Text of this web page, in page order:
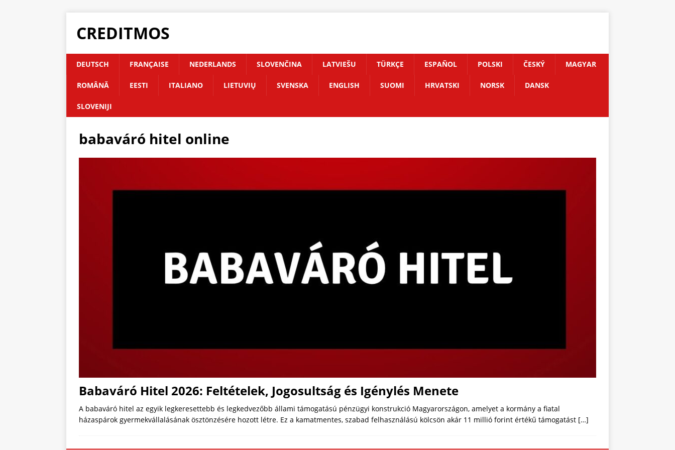
CREDITMOS
DEUTSCH FRANÇAISE NEDERLANDS SLOVENČINA LATVIEŠU TÜRKÇE ESPAÑOL POLSKI ČESKÝ MAGYAR
ROMÂNĂ EESTI ITALIANO LIETUVIŲ SVENSKA ENGLISH SUOMI HRVATSKI NORSK DANSK
SLOVENIJI
babaváró hitel online
Babaváró Hitel 2026: Feltételek, Jogosultság és Igénylés Menete
A babaváró hitel az egyik legkeresettebb és legkedvezőbb állami támogatású pénzügyi konstrukció Magyarországon, amelyet a kormány a fiatal
házaspárok gyermekvállalásának ösztönzésére hozott létre. Ez a kamatmentes, szabad felhasználású kölcsön akár 11 millió forint értékű támogatást […]